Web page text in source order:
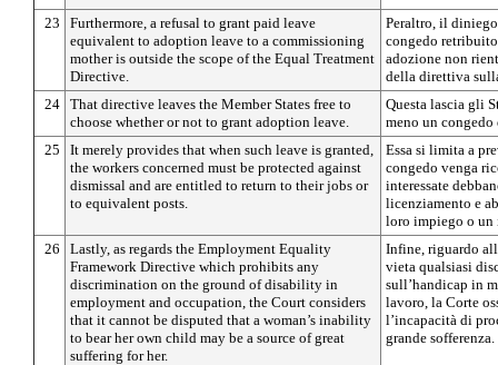
23
Furthermore, a refusal to grant paid leave
equivalent to adoption leave to a commissioning
mother is outside the scope of the Equal Treatment
Directive.
Peraltro, il
congedo
adozione non
della direttiva
24 That directive leaves the Member States free to
choose whether or not to grant adoption leave.
Questa lascia gli
meno un
25
It merely provides that when such leave is granted,
the workers concerned must be protected against
dismissal and are entitled to return to their jobs or
to equivalent posts.
Essa si limita a
congedo venga
interessate
licenziamento e
loro impiego o un
26
Lastly, as regards the Employment Equality
Framework Directive which prohibits any
discrimination on the ground of disability in
employment and occupation, the Court considers
that it cannot be disputed that a woman’s inability
to bear her own child may be a source of great
suffering for her.
Infine, riguardo
vieta qualsiasi
sull’handicap in
lavoro, la Corte
l’incapacità di
grande sofferenza.